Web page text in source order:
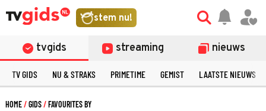
stem nu!
tvgids streaming nieuws
TV GIDS NU & STRAKS PRIMETIME GEMIST LAATSTE NIEUWS
HOME GIDS FAVOURITES BY